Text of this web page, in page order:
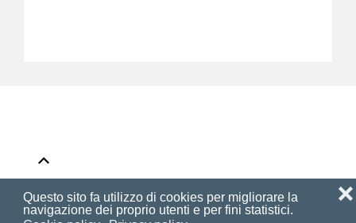
Questo sito fa utilizzo di cookies per migliorare la
navigazione dei proprio utenti e per fini statistici.
❌
Privacy & Cookie Policy
Contatti